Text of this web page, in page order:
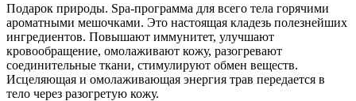
Подарок природы. Spa-программа для всего тела горячими
ароматными мешочками. Это настоящая кладезь полезнейших
ингредиентов. Повышают иммунитет, улучшают
кровообращение, омолаживают кожу, разогревают
соединительные ткани, стимулируют обмен веществ.
Исцеляющая и омолаживающая энергия трав передается в
тело через разогретую кожу.